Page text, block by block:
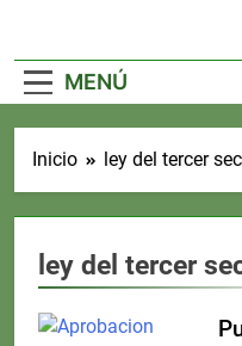
MENÚ
Inicio ley del tercer
ley del tercer